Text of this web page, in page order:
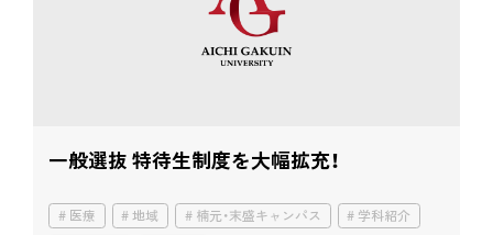
一般選抜 特待生制度を大幅拡充！
医療 地域 楠元・末盛キャンパス
学科紹介